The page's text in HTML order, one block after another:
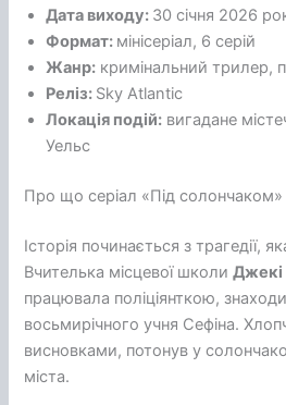
Дата виходу: 30 січня 2026
Формат: мінісеріал, 6 серій
Жанр: кримінальний трилер,
Реліз: Sky Atlantic
Локація подій: вигадане
Уельс
Про що серіал «Під солончаком»
Історія починається з трагедії,
Вчителька місцевої школиДжекі
працювала поліціянткою,
восьмирічного учня Сефіна.
висновками, потонув у
міста.